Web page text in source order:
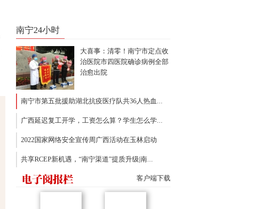
南宁24小时
大喜事：清零！南宁市定点收
治医院市四医院确诊病例全部
治愈出院
南宁市第五批援助湖北抗疫医疗队共36人热血...
广西延迟复工开学，工资怎么算？学生怎么学...
2022国家网络安全宣传周广西活动在玉林启动
共享RCEP新机遇，“南宁渠道”提质升级|南...
客户端下载